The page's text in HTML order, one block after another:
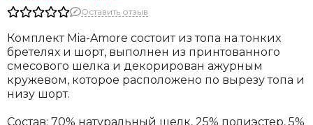
Оставить отзыв
Комплект Mia-Amore состоит из топа на тонких
бретелях и шорт, выполнен из принтованного
смесового шелка и декорирован ажурным
кружевом, которое расположено по вырезу топа и
низу шорт.
Состав: 70% натуральный шелк, 25% полиэстер, 5%